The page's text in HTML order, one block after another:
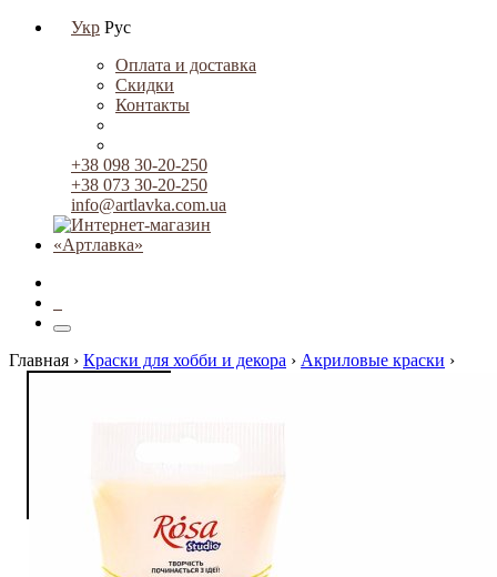
Укр Рус
Оплата и доставка
Скидки
Контакты
+38 098 30-20-250
+38 073 30-20-250
info@artlavka.com.ua
Главная › Краски для хобби и декора › Акриловые краски ›